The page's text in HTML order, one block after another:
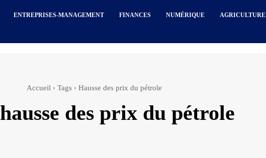
ENTREPRISES-MANAGEMENT FINANCES NUMÉRIQUE AGRICULTURE
Accueil Tags Hausse des prix du pétrole
hausse des prix du pétrole